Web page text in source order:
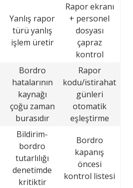
Yanlış rapor
türü yanlış
işlem üretir
Rapor ekranı
+ personel
dosyası
çapraz
kontrol
Bordro
hatalarının
kaynağı
çoğu zaman
burasıdır
Rapor
kodu/istirahat
günleri
otomatik
eşleştirme
Bildirim-
bordro
tutarlılığı
denetimde
kritiktir
Bordro
kapanış
öncesi
kontrol listesi